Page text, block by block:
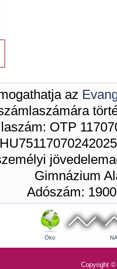
az
OTP
Gimnázium
Adószám:
Öko
Copyright